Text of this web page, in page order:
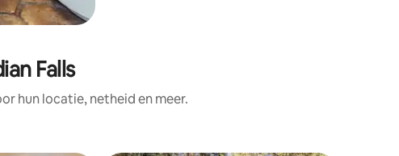
Falls
hun locatie, netheid en meer.